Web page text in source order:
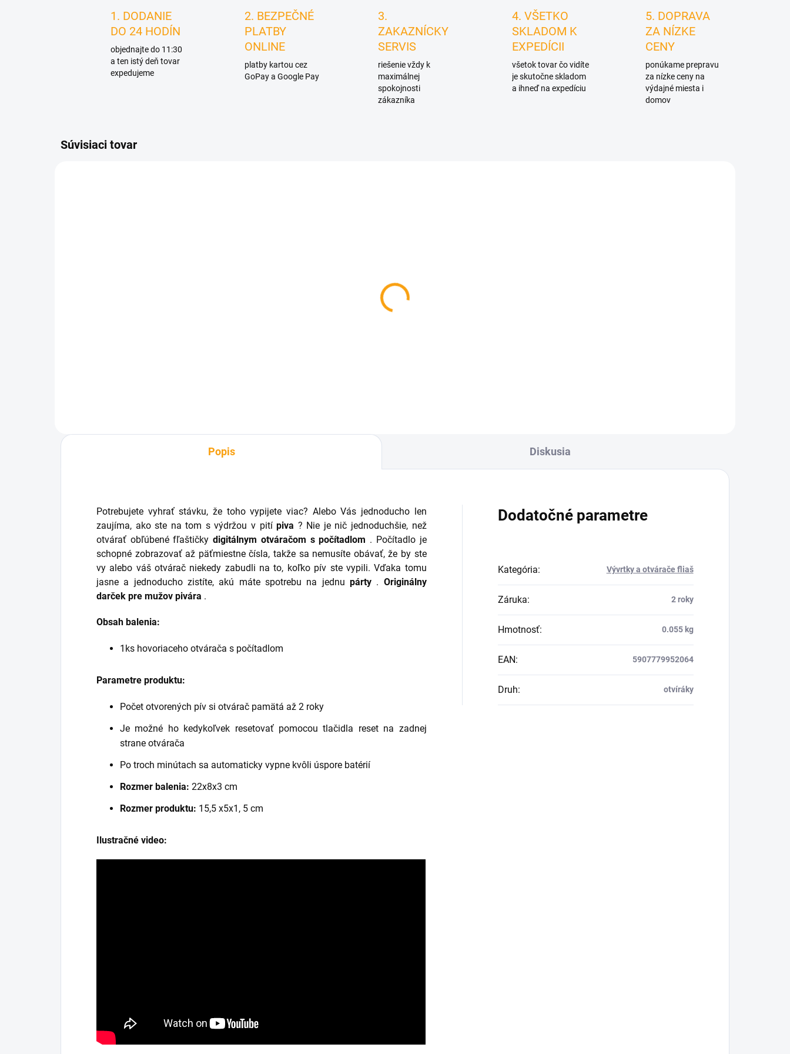
1. DODANIE
DO 24 HODÍN
objednajte do 11:30
a ten istý deň tovar
expedujeme
2. BEZPEČNÉ
PLATBY
ONLINE
platby kartou cez
GoPay a Google Pay
3.
ZAKAZNÍCKY
SERVIS
riešenie vždy k
maximálnej
spokojnosti
zákazníka
4. VŠETKO
SKLADOM K
EXPEDÍCII
všetok tovar čo vidíte
je skutočne skladom
a ihneď na expedíciu
5. DOPRAVA
ZA NÍZKE
CENY
ponúkame prepravu
za nízke ceny na
výdajné miesta i
domov
Súvisiaci tovar
Popis Diskusia
Potrebujete vyhrať stávku, že toho vypijete viac? Alebo Vás jednoducho len
zaujíma, ako ste na tom s výdržou v pitípiva ? Nie je nič jednoduchšie, než
otvárať obľúbené fľaštičkydigitálnym otváračom s počítadlom . Počítadlo je
schopné zobrazovať až päťmiestne čísla, takže sa nemusíte obávať, že by ste
vy alebo váš otvárač niekedy zabudli na to, koľko pív ste vypili. Vďaka tomu
jasne a jednoducho zistíte, akú máte spotrebu na jednu párty. Originálny
darček pre mužov pivára .
Obsah balenia:
1ks hovoriaceho otvárača s počítadlom
Parametre produktu:
Počet otvorených pív si otvárač pamätá až 2 roky
Je možné ho kedykoľvek resetovať pomocou tlačidla reset na zadnej
strane otvárača
Po troch minútach sa automaticky vypne kvôli úspore batérií
Rozmer balenia: 22x8x3 cm
Rozmer produktu: 15,5 x5x1, 5 cm
Ilustračné video:
Dodatočné parametre
Kategória: Vývrtky a otvárače fliaš
Záruka: 2 roky
Hmotnosť: 0.055 kg
EAN: 5907779952064
Druh: otvíráky